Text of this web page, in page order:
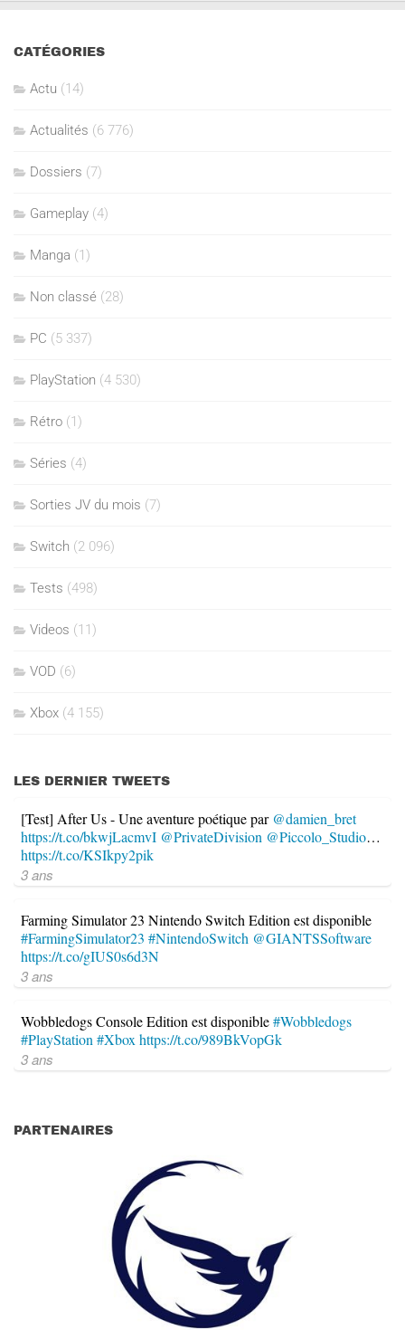
CATÉGORIES
Actu (14)
Actualités (6 776)
Dossiers (7)
Gameplay (4)
Manga (1)
Non classé (28)
PC (5 337)
PlayStation (4 530)
Rétro (1)
Séries (4)
Sorties JV du mois (7)
Switch (2 096)
Tests (498)
Videos (11)
VOD (6)
Xbox (4 155)
LES DERNIER TWEETS
[Test] After Us - Une aventure poétique par @damien_bret
https://t.co/bkwjLacmvI @PrivateDivision @Piccolo_Studio…
https://t.co/KSIkpy2pik
3 ans
Farming Simulator 23 Nintendo Switch Edition est disponible
#FarmingSimulator23 #NintendoSwitch @GIANTSSoftware
https://t.co/gIUS0s6d3N
3 ans
Wobbledogs Console Edition est disponible#Wobbledogs
#PlayStation #Xbox https://t.co/989BkVopGk
3 ans
PARTENAIRES